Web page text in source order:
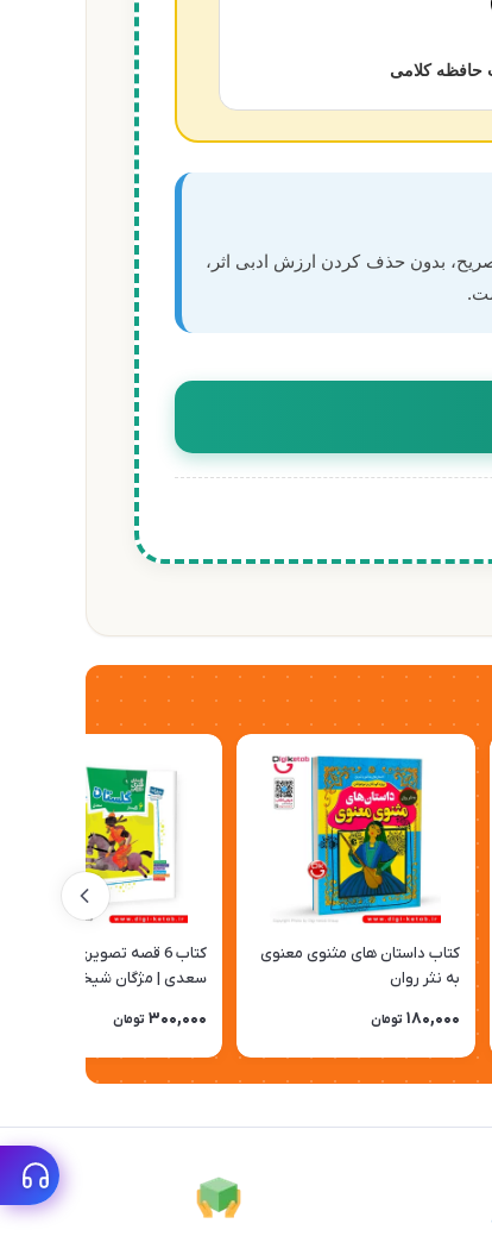
حافظه کلامی
بدون حذف کردن ارزش ادبی اثر،
کتاب داستان های مثنوی معنوی
به نثر روان
180,000 تومان
کتاب 6 قصه تصویری از گلستان
سعدی | مژگان شیخی
300,000 تومان